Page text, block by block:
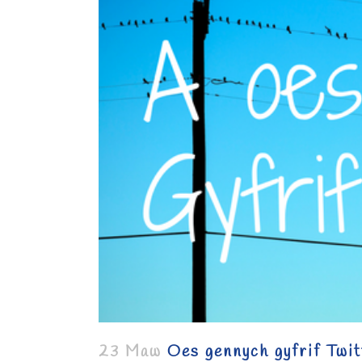
23 Maw Oes gennych gyfrif